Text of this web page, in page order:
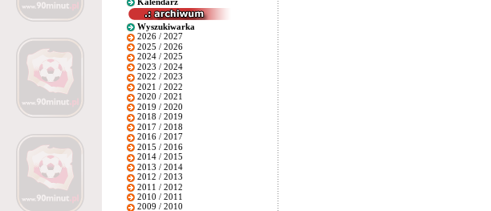
Wyszukiwarka
2026 / 2027
2025 / 2026
2024 / 2025
2023 / 2024
2022 / 2023
2021 / 2022
2020 / 2021
2019 / 2020
2018 / 2019
2017 / 2018
2016 / 2017
2015 / 2016
2014 / 2015
2013 / 2014
2012 / 2013
2011 / 2012
2010 / 2011
2009 / 2010